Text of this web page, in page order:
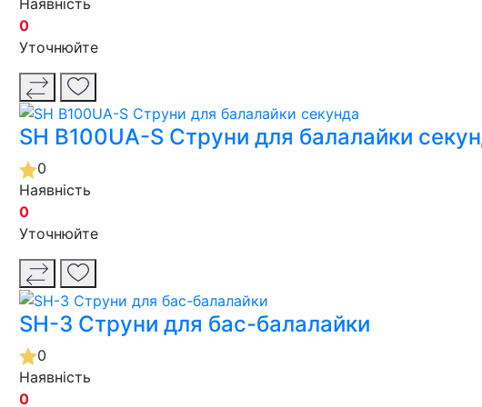
Наявність
0
Уточнюйте
SH B100UA-S Струни для балалайки
0
Наявність
0
Уточнюйте
SH-3 Струни для бас-балалайки
0
Наявність
0